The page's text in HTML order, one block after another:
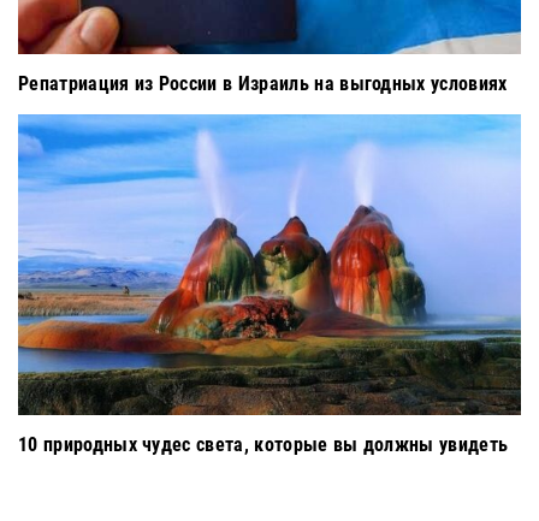
Репатриация из России в Израиль на выгодных условиях
10 природных чудес света, которые вы должны увидеть